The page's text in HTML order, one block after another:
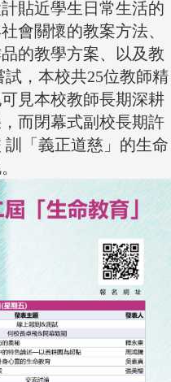
貼近學生日常生活的
會關懷的教案方法、
的教學方案、以及教
，本校共25位教師精
見本校教師長期深耕
而閉幕式副校長期許
「義正道慈」的生命